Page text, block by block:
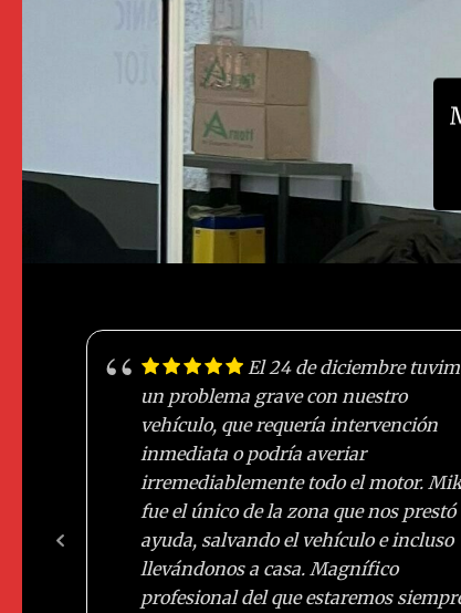
El 24 de diciembre
un problema grave con nuestro
vehículo, que requería intervención
inmediata o podría averiar
irremediablemente todo el motor.
fue el único de la zona que nos prestó
ayuda, salvando el vehículo e incluso
llevándonos a casa. Magnífico
profesional del que estaremos